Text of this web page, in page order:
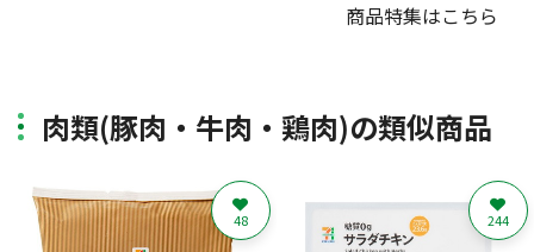
商品特集はこちら
肉類(豚肉・牛肉・鶏肉)の類似商品
48 244